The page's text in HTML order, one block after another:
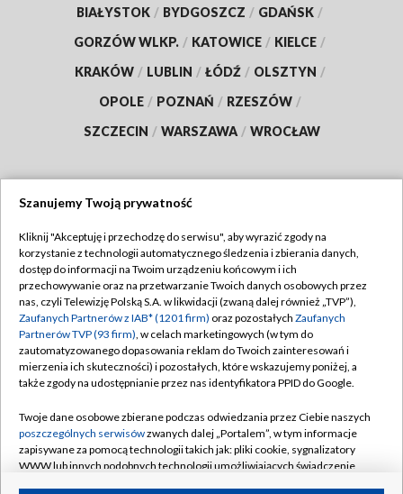
BIAŁYSTOK / BYDGOSZCZ / GDAŃSK /
GORZÓW WLKP. / KATOWICE / KIELCE /
KRAKÓW / LUBLIN / ŁÓDŹ / OLSZTYN /
OPOLE / POZNAŃ / RZESZÓW /
SZCZECIN / WARSZAWA / WROCŁAW
TVP
Abonament TVP
Emisja w TVP
Centrum informacji TVP
Naziemna Telewizja Cyfrowa
Rada Programowa
System NOS
Informacje o nadawcy
Regulamin TVP
Polityka prywatności
Moje zgody
Pomoc
Kontakt
Szanujemy Twoją prywatność
Kliknij "Akceptuję i przechodzę do serwisu", aby wyrazić zgody na
korzystanie z technologii automatycznego śledzenia i zbierania danych,
dostęp do informacji na Twoim urządzeniu końcowym i ich
przechowywanie oraz na przetwarzanie Twoich danych osobowych przez
nas, czyli Telewizję Polską S.A. w likwidacji (zwaną dalej również „TVP”),
Zaufanych Partnerów z IAB* (1201 firm) oraz pozostałych Zaufanych
Partnerów TVP (93 firm), w celach marketingowych (w tym do
zautomatyzowanego dopasowania reklam do Twoich zainteresowań i
mierzenia ich skuteczności) i pozostałych, które wskazujemy poniżej, a
także zgody na udostępnianie przez nas identyfikatora PPID do Google.
Twoje dane osobowe zbierane podczas odwiedzania przez Ciebie naszych
poszczególnych serwisówzwanych dalej „Portalem”, w tym informacje
zapisywane za pomocą technologii takich jak: pliki cookie, sygnalizatory
WWW lub innych podobnych technologii umożliwiających świadczenie